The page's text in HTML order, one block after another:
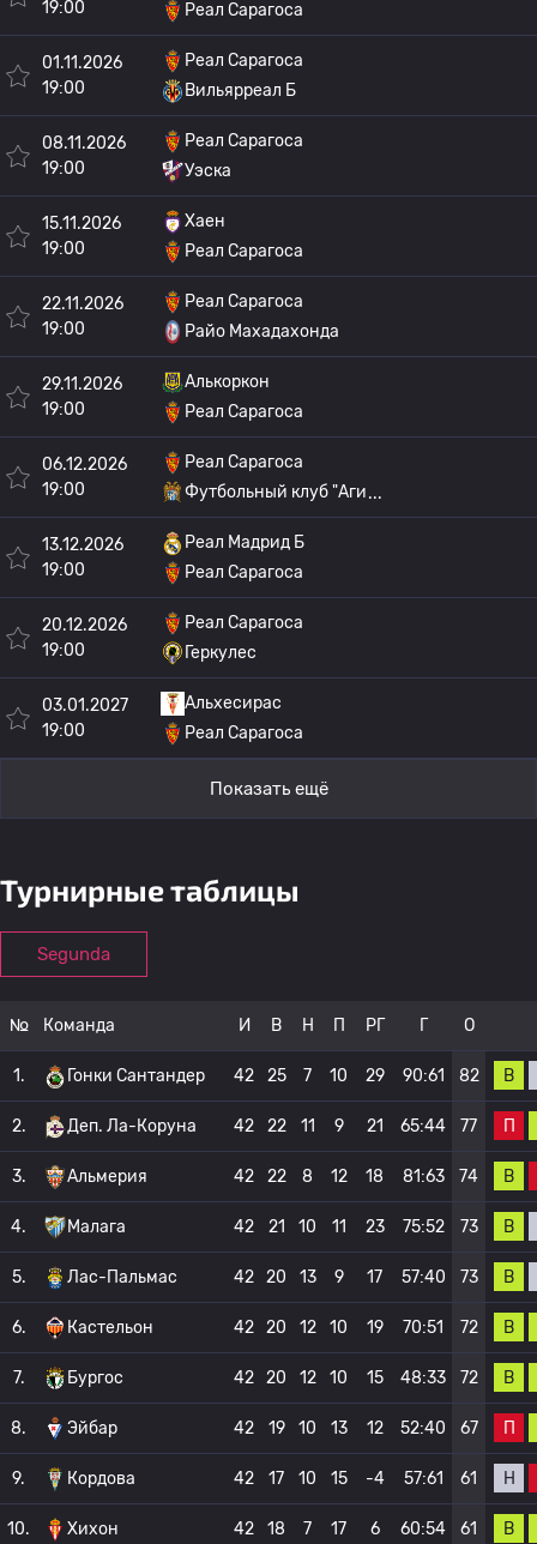
19:00 Реал Сарагоса
01.11.2026
19:00
Реал Сарагоса
Вильярреал Б
08.11.2026
19:00
Реал Сарагоса
Уэска
15.11.2026
19:00
Хаен
Реал Сарагоса
22.11.2026
19:00
Реал Сарагоса
Райо Махадахонда
29.11.2026
19:00
Алькоркон
Реал Сарагоса
06.12.2026
19:00
Реал Сарагоса
Футбольный клуб "Аги
13.12.2026
19:00
Реал Мадрид Б
Реал Сарагоса
20.12.2026
19:00
Реал Сарагоса
Геркулес
03.01.2027
19:00
Альхесирас
Реал Сарагоса
Показать ещё
Турнирные таблицы
Segunda
№ Команда И В Н П РГ Г О
1. Гонки Сантандер 42 25 7 10 29 90:61 82 В
2. Деп. Ла-Коруна 42 22 11 9 21 65:44 77 П
3. Альмерия 42 22 8 12 18 81:63 74 В
4. Малага 42 21 10 11 23 75:52 73 В
5. Лас-Пальмас 42 20 13 9 17 57:40 73 В
6. Кастельон 42 20 12 10 19 70:51 72 В
7. Бургос 42 20 12 10 15 48:33 72 В
8. Эйбар 42 19 10 13 12 52:40 67 П
9. Кордова 42 17 10 15 -4 57:61 61 Н
10. Хихон 42 18 7 17 6 60:54 61 В